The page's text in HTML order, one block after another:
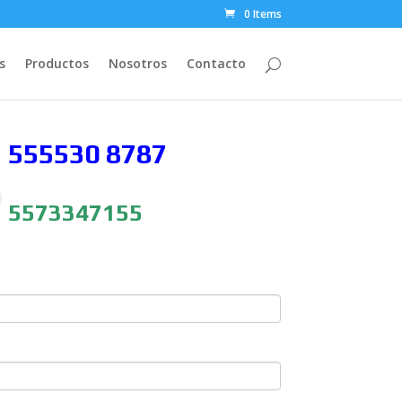
0 Items
Productos Nosotros Contacto
555530 8787
5573347155